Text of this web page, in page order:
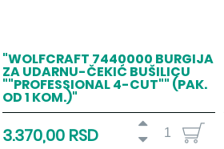
"WOLFCRAFT 7440000 BURGIJA
ZA UDARNU-ČEKIĆ BUŠILICU
""PROFESSIONAL 4-CUT"" (PAK.
OD 1 KOM.)"
3.370,00 RSD